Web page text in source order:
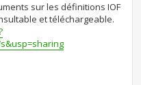
sur les définitions IOF
et téléchargeable.